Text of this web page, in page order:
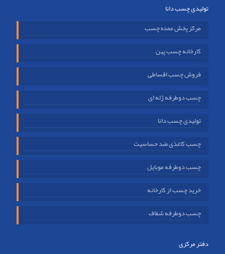
تولیدی چسب دانا
مرکز پخش عمده چسب
کارخانه چسب پهن
فروش چسب اقساطی
چسب دوطرفه ژله ای
تولیدی چسب دانا
چسب کاغذی ضد حساسیت
چسب دوطرفه موبایل
خرید چسب از کارخانه
چسب دوطرفه شفاف
دفتر مرکزی